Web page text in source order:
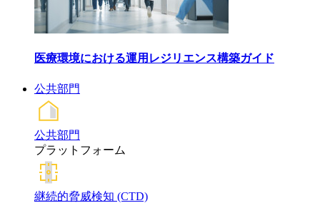
医療環境における運用レジリエンス構築ガイド
公共部門
公共部門
プラットフォーム
継続的脅威検知 (CTD)